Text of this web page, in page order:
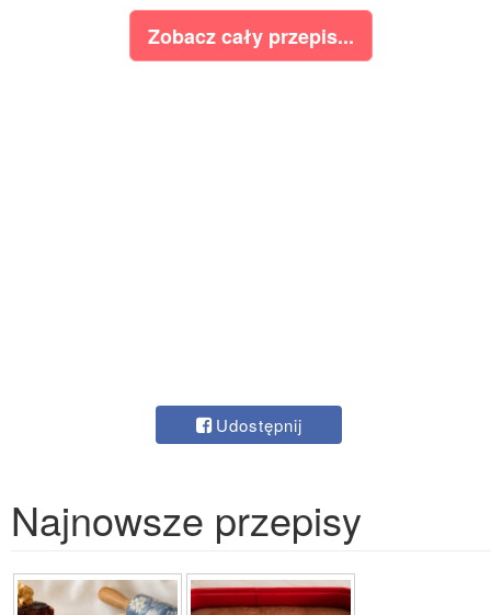
Zobacz cały przepis...
Udostępnij
Najnowsze przepisy